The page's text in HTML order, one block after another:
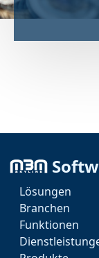
Lösungen
Branchen
Funktionen